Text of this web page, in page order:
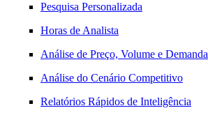
Pesquisa Personalizada
Horas de Analista
Análise de Preço, Volume e Demanda
Análise do Cenário Competitivo
Relatórios Rápidos de Inteligência